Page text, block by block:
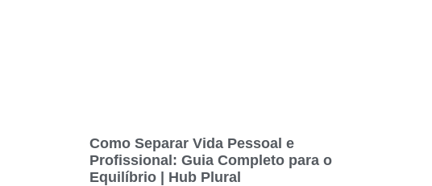
Como Separar Vida Pessoal e
Profissional: Guia Completo para o
Equilíbrio | Hub Plural